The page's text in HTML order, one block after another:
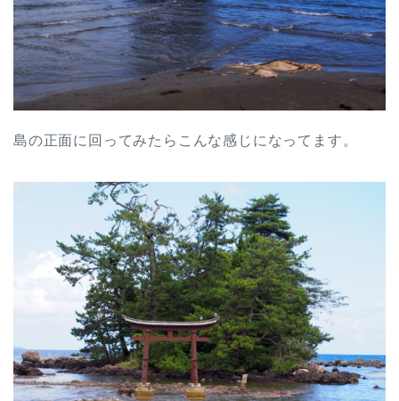
島の正面に回ってみたらこんな感じになってます。